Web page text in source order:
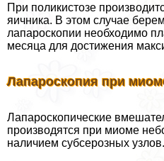
При поликистозе
яичника. В этом случае
лапароскопии необходимо
месяца для достижения
Лапароскопия при
Лапароскопические
производятся при миоме
наличием субсерозных узлов.